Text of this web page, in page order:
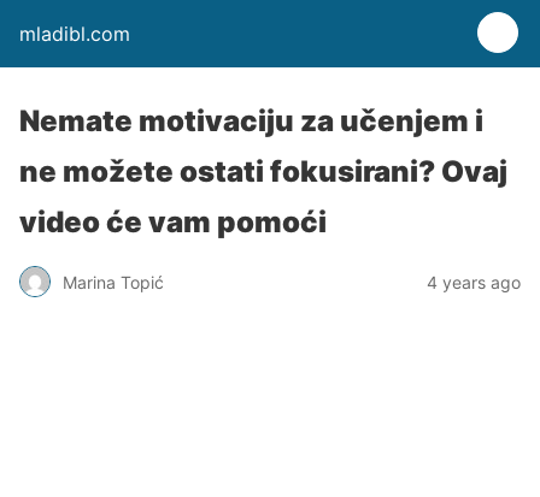
mladibl.com
Nemate motivaciju za učenjem i
ne možete ostati fokusirani? Ovaj
video će vam pomoći
Marina Topić 4 years ago